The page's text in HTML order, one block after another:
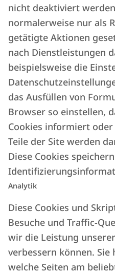
kulinarischen
jeder Winkel der
Entdecken Sie alle
die unendliche
jeden Tag aufs Neue
Jetzt
nicht deaktiviert
normalerweise nur als
getätigte Aktionen
nach Dienstleistungen
beispielsweise die
das Ausfüllen von
Browser so einstellen,
Cookies informiert
Teile der Site werden
Diese Cookies
Analytik
Diese Cookies und
Besuche und Traffic-
wir die Leistung
verbessern können. Sie
welche Seiten am